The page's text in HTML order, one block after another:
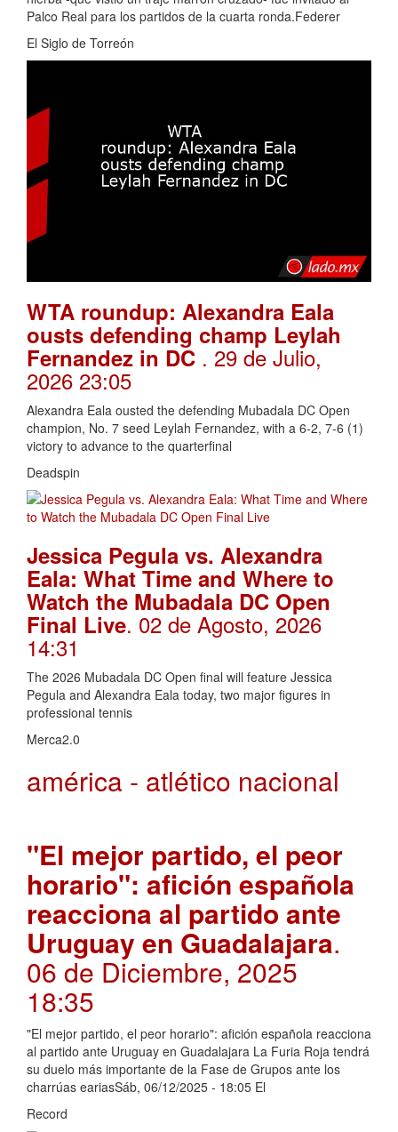
Palco Real para los partidos de la cuarta ronda.Federer
El Siglo de Torreón
WTA roundup: Alexandra Eala
ousts defending champ Leylah
Fernandez in DC . 29 de Julio,
2026 23:05
Alexandra Eala ousted the defending Mubadala DC Open
champion, No. 7 seed Leylah Fernandez, with a 6-2, 7-6 (1)
victory to advance to the quarterfinal
Deadspin
Jessica Pegula vs. Alexandra
Eala: What Time and Where to
Watch the Mubadala DC Open
Final Live. 02 de Agosto, 2026
14:31
The 2026 Mubadala DC Open final will feature Jessica
Pegula and Alexandra Eala today, two major figures in
professional tennis
Merca2.0
américa - atlético nacional
"El mejor partido, el peor
horario": afición española
reacciona al partido ante
Uruguay en Guadalajara.
06 de Diciembre, 2025
18:35
"El mejor partido, el peor horario": afición española reacciona
al partido ante Uruguay en Guadalajara La Furia Roja tendrá
su duelo más importante de la Fase de Grupos ante los
charrúas eariasSáb, 06/12/2025 - 18:05 El
Record